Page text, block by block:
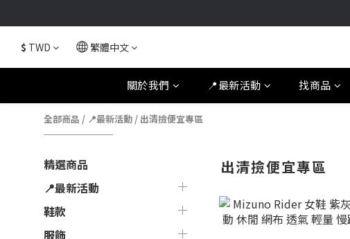
$ TWD 繁體中文
關於我們 📍最新活動 找商品
全部商品 / 📍最新活動 / 出清撿便宜專區
精選商品
📍最新活動
鞋款
服飾
出清撿便宜專區